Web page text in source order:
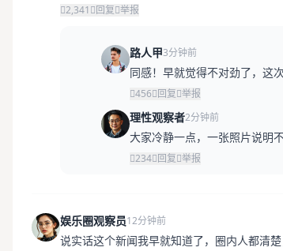
2,341 回复 举报
路人甲3分钟前
同感！早就觉得不对劲了，这
456 回复 举报
理性观察者2分钟前
大家冷静一点，一张照片说明
234 回复 举报
娱乐圈观察员12分钟前
说实话这个新闻我早就知道了，圈内人都清